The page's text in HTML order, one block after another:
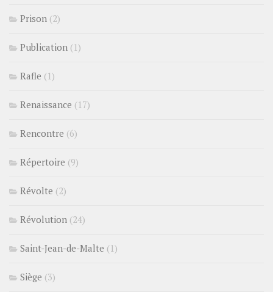
Prison (2)
Publication (1)
Rafle (1)
Renaissance (17)
Rencontre (6)
Répertoire (9)
Révolte (2)
Révolution (24)
Saint-Jean-de-Malte (1)
Siège (3)